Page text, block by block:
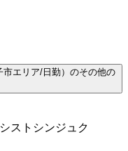
エリア/日勤）のその他の
ストシンジュク